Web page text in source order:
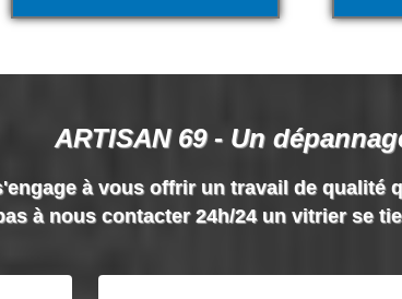
ARTISAN 69 - Un
à vous offrir un travail de
à nous contacter 24h/24 un vitrier se